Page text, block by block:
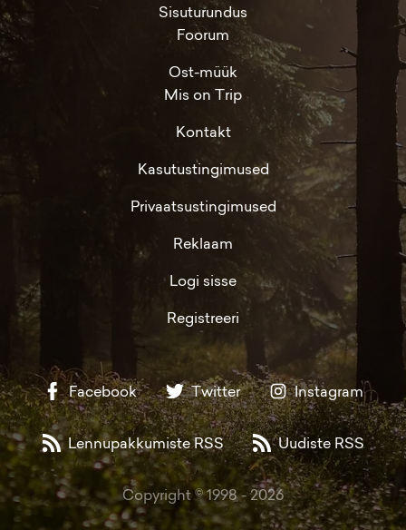
Sisuturundus
Foorum
Ost-müük
Mis on Trip
Kontakt
Kasutustingimused
Privaatsustingimused
Reklaam
Logi sisse
Registreeri
Facebook Twitter Instagram
Lennupakkumiste RSS Uudiste RSS
Copyright © 1998 -2026